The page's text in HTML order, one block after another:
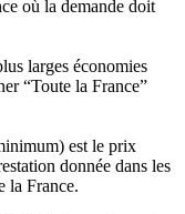
où la demande doit
larges économies
“Toute la France”
est le prix
donnée dans les
la France.